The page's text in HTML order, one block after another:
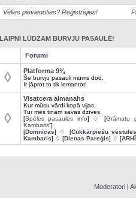
Vēlies pievienoties? Reģistrējies!
LAIPNI LŪDZAM BURVJU PASAULĒ!
Forumi
◊ Platforma 9¾
Še burvju pasauli mums dod,
Ir jāprot to tik iemantot!
◊
Visatcera almanahs
Kur mūsu vārdi kopā vijas,
Tur mēs tinam savas dzīves.
[Spēles pasaules info] ♢ [Grāmatu
Kambaris”]
[Domnīcas] ♢ [Cūkkārpiešu vēstules
Kambaris] ♢ [Dienas Pareģis] ♢ [
Moderatori |